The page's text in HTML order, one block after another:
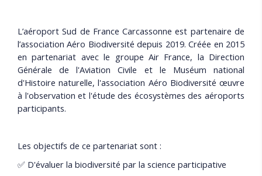
L’aéroport Sud de France Carcassonne est partenaire de
l’association Aéro Biodiversité depuis 2019. Créée en 2015
en partenariat avec le groupe Air France, la Direction
Générale de l'Aviation Civile et le Muséum national
d'Histoire naturelle, l'association Aéro Biodiversité œuvre
à l'observation et l'étude des écosystèmes des aéroports
participants.
Les objectifs de ce partenariat sont :
✅ D'évaluer la biodiversité par la science participative